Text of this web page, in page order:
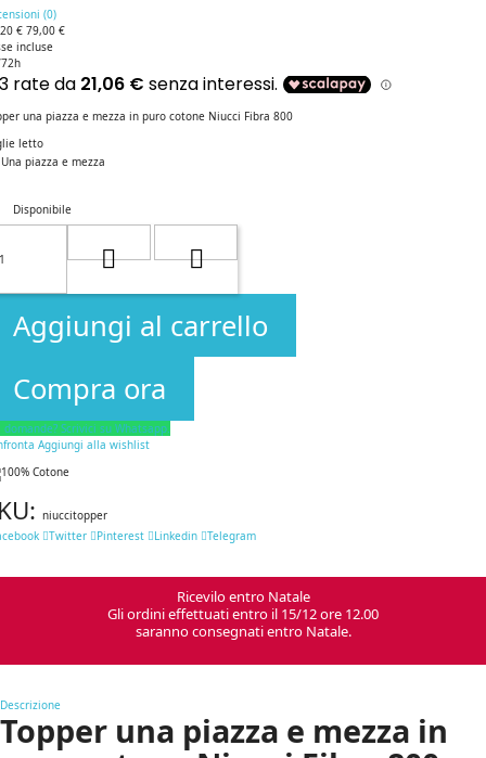
(0)
€ 79,00 €
incluse
una piazza e mezza in puro cotone Niucci Fibra 800
letto
Una piazza e mezza
Disponibile
Aggiungi al carrello
Compra ora
domande? Scrivici su Whatsapp.
Aggiungi alla wishlist
niuccitopper
Twitter Pinterest Linkedin Telegram
Ricevilo entro Natale
Gli ordini effettuati entro il 15/12 ore 12.00
saranno consegnati entro Natale.
Descrizione
Topper una piazza e mezza in